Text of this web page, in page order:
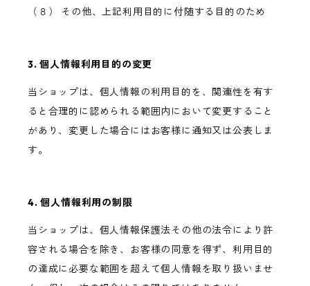
（８） その他、上記利用目的に付随する目的のため
3. 個人情報利用目的の変更
当ショップは、個人情報の利用目的を、関連性を有す
ると合理的に認められる範囲内において変更すること
があり、変更した場合にはお客様に通知又は公表しま
す。
4. 個人情報利用の制限
当ショップは、個人情報保護法その他の法令により許
容される場合を除き、お客様の同意を得ず、利用目的
の達成に必要な範囲を超えて個人情報を取り扱いませ